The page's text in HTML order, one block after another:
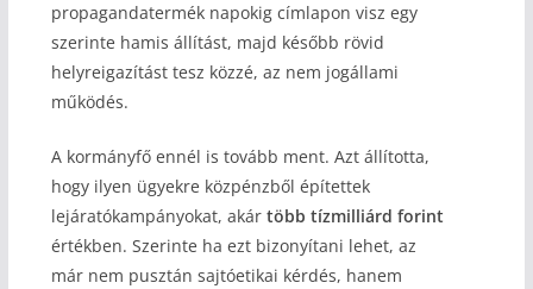
propagandatermék napokig címlapon visz egy
szerinte hamis állítást, majd később rövid
helyreigazítást tesz közzé, az nem jogállami
működés.
A kormányfő ennél is tovább ment. Azt állította,
hogy ilyen ügyekre közpénzből építettek
lejáratókampányokat, akár több tízmilliárd forint
értékben. Szerinte ha ezt bizonyítani lehet, az
már nem pusztán sajtóetikai kérdés, hanem